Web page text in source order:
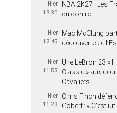
Hier
13:30
NBA 2K27 | Les
du contre
Hier
12:45
Mac McClung
découverte de
Hier
11:55
Une LeBron 23 «
Classic » aux
Cavaliers
Hier
11:23
Chris Finch
Gobert : « C’est